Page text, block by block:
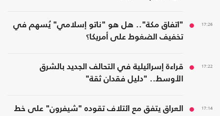
17:26
"اتفاق مكة".. هل هو "ناتو إسلامي" يُسهم في
تخفيف الضغوط على أمريكا؟
17:22
قراءة إسرائيلية في التحالف الجديد بالشرق
الأوسط.. "دليل فقدان ثقة"
17:14
العراق يتفق مع ائتلاف تقوده "شيفرون" على خط